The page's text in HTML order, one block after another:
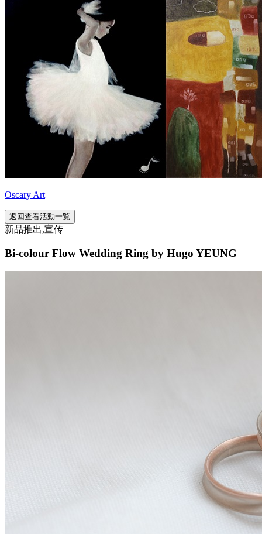
Oscary Art
返回查看活動一覧
新品推出,宣传
Bi-colour Flow Wedding Ring by Hugo YEUNG